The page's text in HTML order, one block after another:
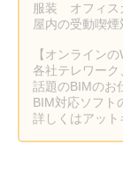
服装 オフィス
屋内の受動喫煙
【オンライン
各社テレワー
話題のBIMの
BIM対応ソフト
詳しくはアット